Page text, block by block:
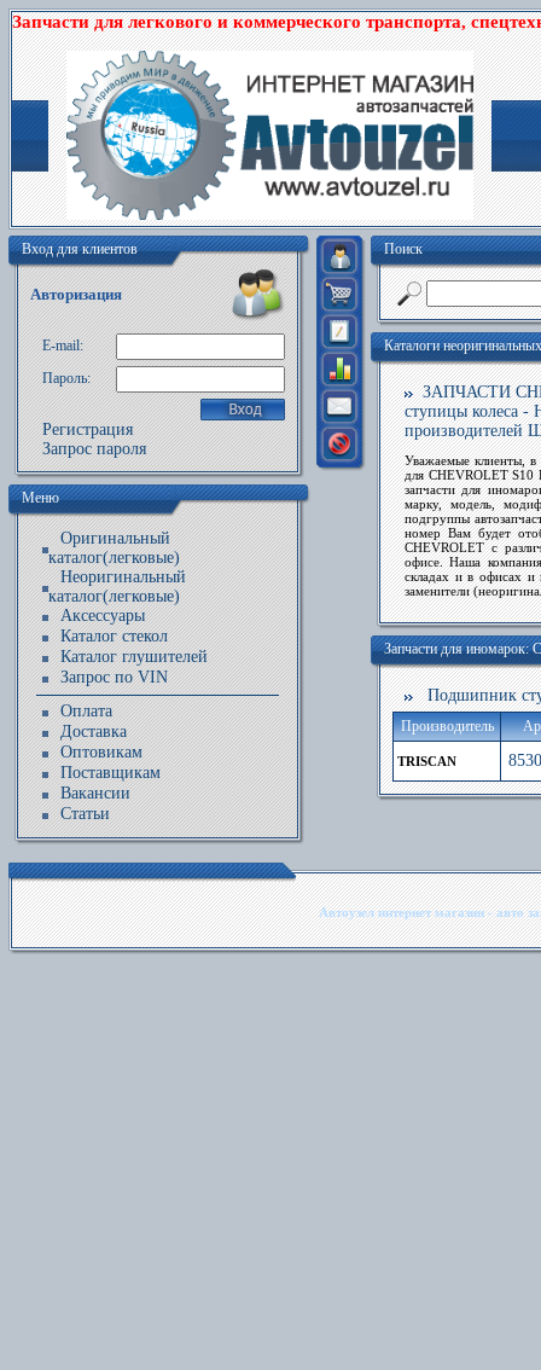
Запчасти для легкового и коммерческого транспорта,
Вход для клиентов
Авторизация
E-mail:
Пароль:
Регистрация
Запрос пароля
Меню
Оригинальный
каталог(легковые)
Неоригинальный
каталог(легковые)
Аксессуары
Каталог стекол
Каталог глушителей
Запрос по VIN
Оплата
Доставка
Оптовикам
Поставщикам
Вакансии
Статьи
Поиск
Каталоги
ЗАПЧАСТИ
ступицы колеса -
Уважаемые клиенты, в
для CHEVROLET S10
запчастидля
марку, модель,
подгруппы
номер Вам будет
CHEVROLETс
офисе. Наша
складах и в офисах и
заменители
Запчасти для иномарок:
Подшипник
Производитель
TRISCAN
Автоузел интернет магазин - авто